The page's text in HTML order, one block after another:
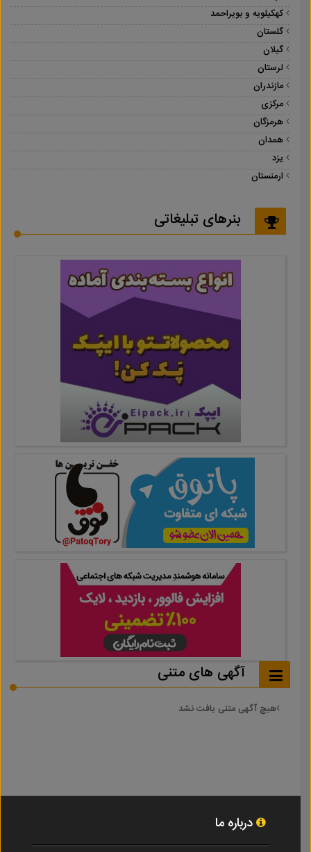
کهکیلویه و بویراحمد
گلستان
گیلان
لرستان
مازندران
مرکزی
هرمزگان
همدان
یزد
ارمنستان
بنرهای تبلیغاتی
آگهی های متنی
هیچ آگهی متنی یافت نشد
درباره ما